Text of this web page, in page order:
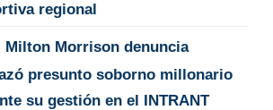
regional
Milton Morrison denuncia
presunto soborno millonario
su gestión en el INTRANT